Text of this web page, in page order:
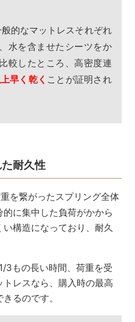
的なマットレスそれぞれ
水を含ませたシーツをか
較したところ、高密度連
早く乾く ことが証明され
耐久性
を繋がったスプリング全体
に集中した負荷がかから
構造になっており、耐久
3もの長い時間、荷重を受
レスなら、購入時の最高
るのです。